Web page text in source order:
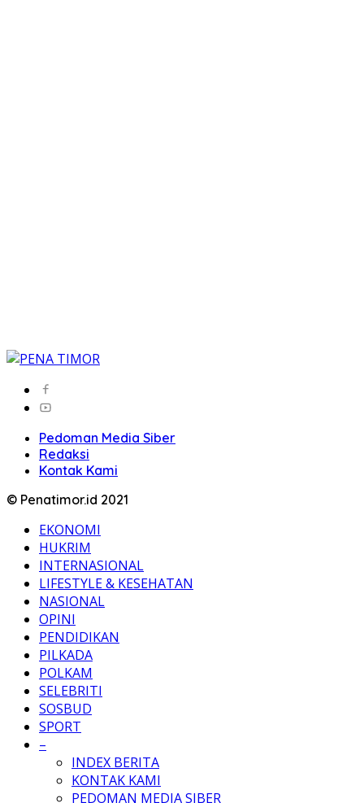
Pedoman Media Siber
Redaksi
Kontak Kami
© Penatimor.id 2021
EKONOMI
HUKRIM
INTERNASIONAL
LIFESTYLE & KESEHATAN
NASIONAL
OPINI
PENDIDIKAN
PILKADA
POLKAM
SELEBRITI
SOSBUD
SPORT
–
INDEX BERITA
KONTAK KAMI
PEDOMAN MEDIA SIBER